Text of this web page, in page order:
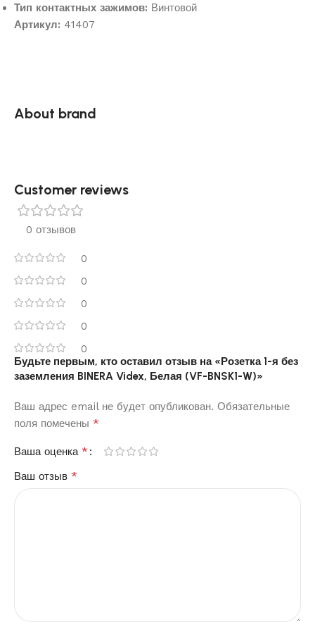
Тип контактных зажимов: Винтовой
Артикул: 41407
About brand
Customer reviews​
0 отзывов
0
0
0
0
0
Будьте первым, кто оставил отзыв на «Розетка 1-я без
заземления BINERA Videx, Белая (VF-BNSK1-W)»
Ваш адрес email не будет опубликован. Обязательные
поля помечены *
Ваша оценка *
Ваш отзыв *